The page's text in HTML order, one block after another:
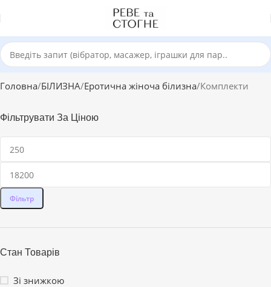
Головна БІЛИЗНА Еротична жіноча білизна Комплекти
Фільтрувати За Ціною
Фільтр
Стан Товарів
Зі знижкою